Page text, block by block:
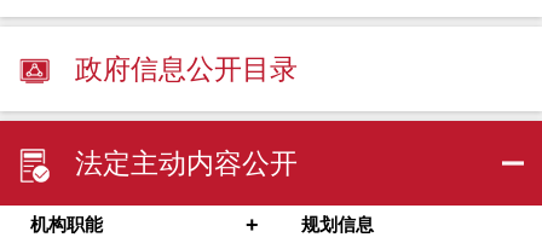
政府信息公开目录
法定主动内容公开
机构职能 +
规划信息